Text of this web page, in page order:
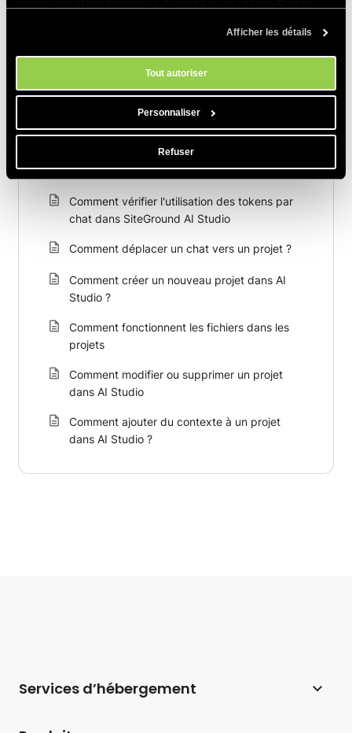
. Vous pouvez gérer vos préférences
Afficher les détails
Tout autoriser
Personnaliser
Refuser
Articles Connexes
Comment vérifier l'utilisation des tokens par
chat dans SiteGround AI Studio
Comment déplacer un chat vers un projet ?
Comment créer un nouveau projet dans AI
Studio ?
Comment fonctionnent les fichiers dans les
projets
Comment modifier ou supprimer un projet
dans AI Studio
Comment ajouter du contexte à un projet
dans AI Studio ?
Services d’hébergement